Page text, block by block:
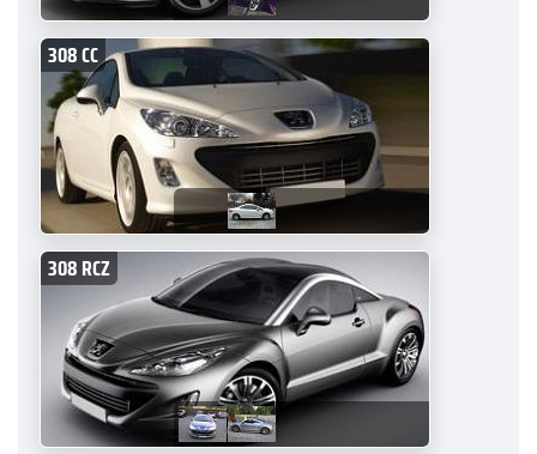
308 CC
308 RCZ